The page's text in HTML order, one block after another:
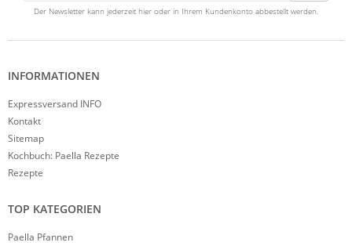
Der Newsletter kann jederzeit hier oder in Ihrem Kundenkonto abbestellt werden.
INFORMATIONEN
Expressversand INFO
Kontakt
Sitemap
Kochbuch: Paella Rezepte
Rezepte
TOP KATEGORIEN
Paella Pfannen